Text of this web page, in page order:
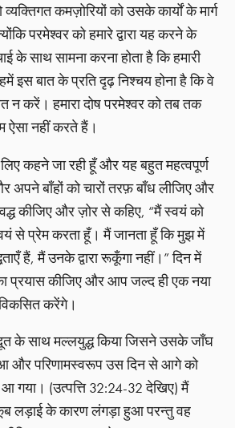
कमज़ोरियों को उसके कार्यों के मार्ग
परमेश्वर को हमारे द्वारा यह करने के
के साथ सामना करना होता है कि हमारी
इस बात के प्रति दृढ़ निश्चय होना है कि वे
न करें। हमारा दोष परमेश्वर को तब तक
ऐसा नहीं करते हैं।
कहने जा रही हूँ और यह बहुत महत्वपूर्ण
बाँहों को चारों तरफ़ बाँध लीजिए और
कीजिए और ज़ोर से कहिए, “मैं स्वयं को
से प्रेम करता हूँ। मैं जानता हूँ कि मुझ में
हैं, मैं उनके द्वारा रूकूँगा नहीं।” दिन में
प्रयास कीजिए और आप जल्द ही एक नया
करेंगे।
के साथ मल्लयुद्ध किया जिसने उसके जाँघ
और परिणामस्वरूप उस दिन से आगे को
गया। (उत्पत्ति 32:24-32 देखिए) मैं
लड़ाई के कारण लंगड़ा हुआ परन्तु वह